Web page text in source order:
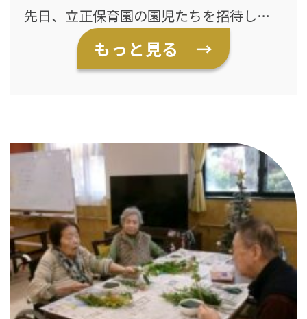
先日、立正保育園の園児たちを招待し
て、クリスマス会を開催しました。 元気
いっぱいの園児たちは、かわいらしい歌
者
もっと見る →